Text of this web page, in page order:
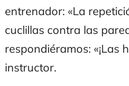
entrenador: «La
cuclillas contra las
respondiéramos: «¡Las
instructor.